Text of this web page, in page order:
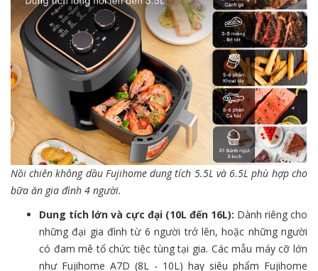
Nồi chiên không dầu Fujihome dung tích 5.5L và 6.5L phù hợp cho
bữa ăn gia đình 4 người.
Dung tích lớn và cực đại (10L đến 16L): Dành riêng cho
những đại gia đình từ 6 người trở lên, hoặc những người
có đam mê tổ chức tiệc tùng tại gia. Các mẫu máy cỡ lớn
như Fujihome A7D (8L - 10L) hay siêu phẩm Fujihome